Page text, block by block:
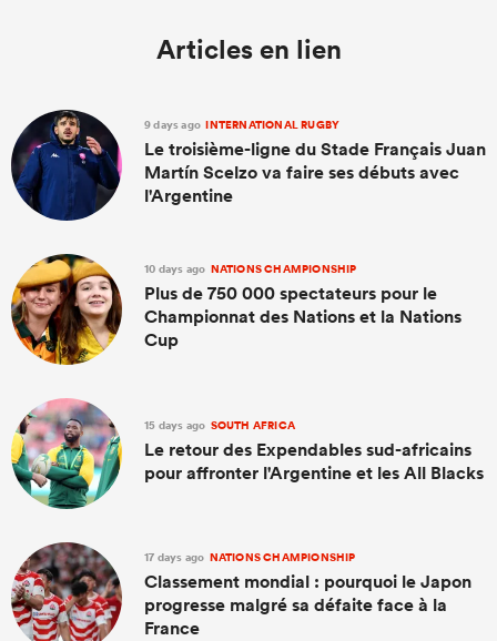
Articles en lien
9 days ago INTERNATIONAL RUGBY
Le troisième-ligne du Stade Français Juan
Martín Scelzo va faire ses débuts avec
l'Argentine
10 days ago NATIONS CHAMPIONSHIP
Plus de 750 000 spectateurs pour le
Championnat des Nations et la Nations
Cup
15 days ago SOUTH AFRICA
Le retour des Expendables sud-africains
pour affronter l'Argentine et les All Blacks
17 days ago NATIONS CHAMPIONSHIP
Classement mondial : pourquoi le Japon
progresse malgré sa défaite face à la
France